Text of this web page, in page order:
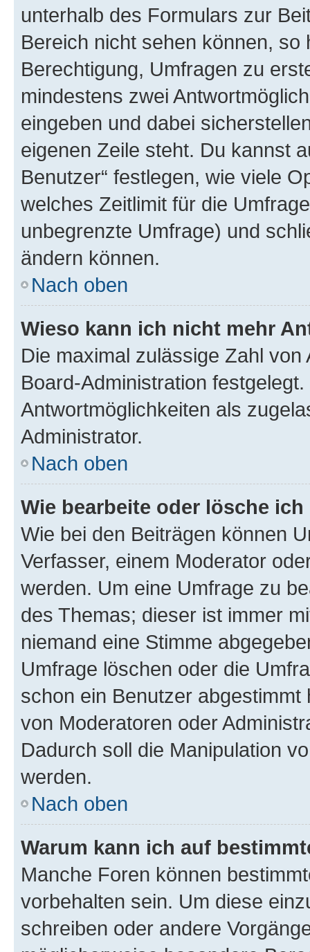
unterhalb des Formulars zur
Bereich nicht sehen können,
Berechtigung, Umfragen zu
mindestens zwei
eingeben und dabei
eigenen Zeile steht. Du kannst
Benutzer“ festlegen, wie viele
welches Zeitlimit für die
unbegrenzte Umfrage) und
ändern können.
Nach oben
Wieso kann ich nicht mehr
Die maximal zulässige Zahl
Board-Administration
Antwortmöglichkeiten als
Administrator.
Nach oben
Wie bearbeite oder lösche
Wie bei den Beiträgen können
Verfasser, einem Moderator
werden. Um eine Umfrage zu
des Themas; dieser ist immer
niemand eine Stimme
Umfrage löschen oder die
schon ein Benutzer
von Moderatoren oder
Dadurch soll die Manipulation
werden.
Nach oben
Warum kann ich auf
Manche Foren können
vorbehalten sein. Um diese
schreiben oder andere